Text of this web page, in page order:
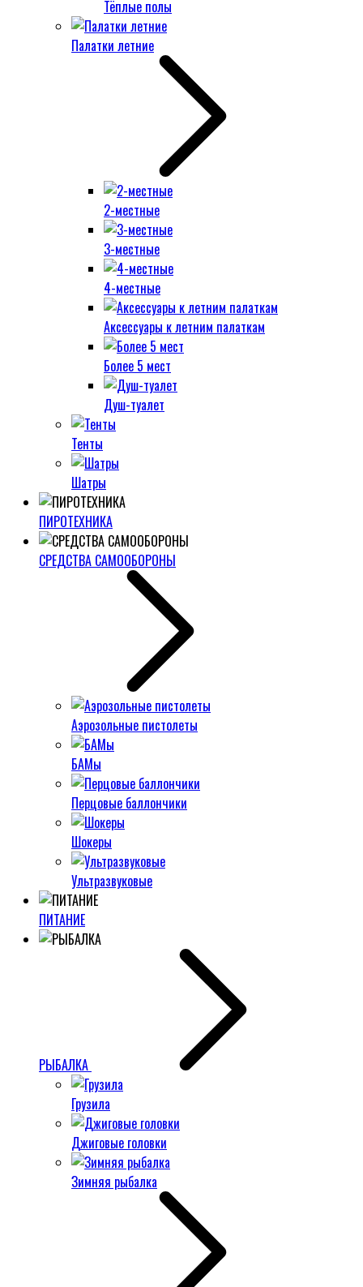
Тёплые полы
Палатки летние
2-местные
3-местные
4-местные
Аксессуары к летним палаткам
Более 5 мест
Душ-туалет
Тенты
Шатры
ПИРОТЕХНИКА
СРЕДСТВА САМООБОРОНЫ
Аэрозольные пистолеты
БАМы
Перцовые баллончики
Шокеры
Ультразвуковые
ПИТАНИЕ
РЫБАЛКА
Грузила
Джиговые головки
Зимняя рыбалка